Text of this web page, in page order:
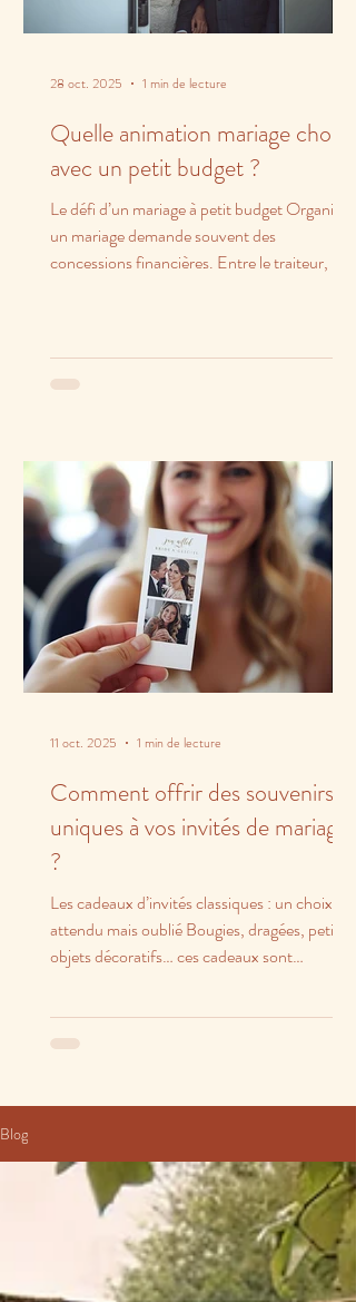
Quelle animation mariage choisir
avec un petit budget ?
Le défi d’un mariage à petit budget Organiser
un mariage demande souvent des
concessions financières. Entre le traiteur, la
28 oct. 2025 1 min de lecture
Comment offrir des souvenirs
uniques à vos invités de mariage
?
Les cadeaux d’invités classiques : un choix
attendu mais oublié Bougies, dragées, petits
objets décoratifs… ces cadeaux sont
11 oct. 2025 1 min de lecture
Blog